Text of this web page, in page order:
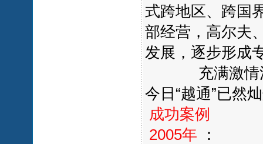
式跨地区、跨国
部经营，高尔夫
发展，逐步形成
充满激情活力
今日“越通”已然
成功案例
2005年
：